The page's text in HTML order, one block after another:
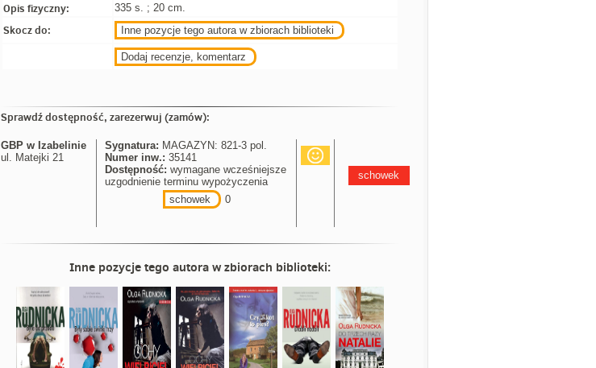
Opis fizyczny: 335 s. ; 20 cm.
Skocz do: Inne pozycje tego autora w zbiorach biblioteki
Dodaj recenzje, komentarz
Sprawdź dostępność, zarezerwuj (zamów):
GBP w Izabelinie
ul. Matejki 21
Sygnatura: MAGAZYN: 821-3 pol.
Numer inw.: 35141
Dostępność: wymagane wcześniejsze
uzgodnienie terminu wypożyczenia
schowek
0
schowek
Inne pozycje tego autora w zbiorach biblioteki: